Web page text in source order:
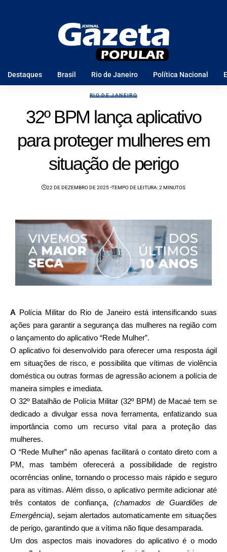
Destaques Brasil Rio de Janeiro Política Nacional
RIO DE JANEIRO
32º BPM lança aplicativo
para proteger mulheres em
situação de perigo
22 DE DEZEMBRO DE 2025 TEMPO DE LEITURA: 2 MINUTOS
A Polícia Militar do Rio de Janeiro está intensificando suas
ações para garantir a segurança das mulheres na região com
o lançamento do aplicativo “Rede Mulher”.
O aplicativo foi desenvolvido para oferecer uma resposta ágil
em situações de risco, e possibilita que vítimas de violência
doméstica ou outras formas de agressão acionem a polícia de
maneira simples e imediata.
O 32º Batalhão de Polícia Militar (32º BPM) de Macaé tem se
dedicado a divulgar essa nova ferramenta, enfatizando sua
importância como um recurso vital para a proteção das
mulheres.
O “Rede Mulher” não apenas facilitará o contato direto com a
PM, mas também oferecerá a possibilidade de registro
ocorrências online, tornando o processo mais rápido e seguro
para as vítimas. Além disso, o aplicativo permite adicionar até
três contatos de confiança, (chamados de Guardiões de
Emergência), sejam alertados automaticamente em situações
de perigo, garantindo que a vítima não fique desamparada.
Um dos aspectos mais inovadores do aplicativo é o modo